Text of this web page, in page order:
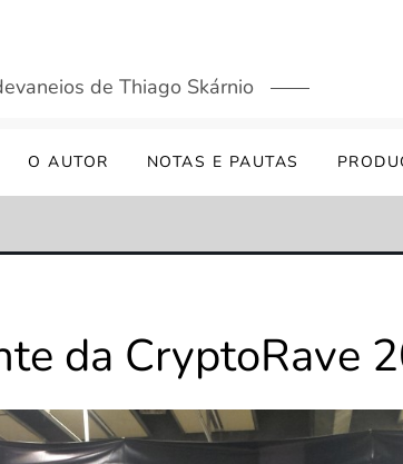
de Thiago Skárnio
O AUTOR NOTAS E PAUTAS
da CryptoRave